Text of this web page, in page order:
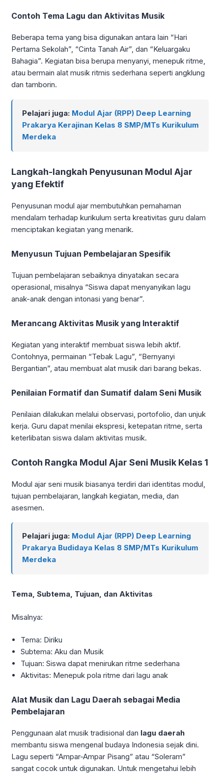
Contoh Tema Lagu dan Aktivitas Musik
Beberapa tema yang bisa digunakan antara lain “Hari
Pertama Sekolah”, “Cinta Tanah Air”, dan “Keluargaku
Bahagia”. Kegiatan bisa berupa menyanyi, menepuk ritme,
atau bermain alat musik ritmis sederhana seperti angklung
dan tamborin.
Pelajari juga: Modul Ajar (RPP) Deep Learning
Prakarya Kerajinan Kelas 8 SMP/MTs Kurikulum
Merdeka
Langkah-langkah Penyusunan Modul Ajar
yang Efektif
Penyusunan modul ajar membutuhkan pemahaman
mendalam terhadap kurikulum serta kreativitas guru dalam
menciptakan kegiatan yang menarik.
Menyusun Tujuan Pembelajaran Spesifik
Tujuan pembelajaran sebaiknya dinyatakan secara
operasional, misalnya “Siswa dapat menyanyikan lagu
anak-anak dengan intonasi yang benar”.
Merancang Aktivitas Musik yang Interaktif
Kegiatan yang interaktif membuat siswa lebih aktif.
Contohnya, permainan “Tebak Lagu”, “Bernyanyi
Bergantian”, atau membuat alat musik dari barang bekas.
Penilaian Formatif dan Sumatif dalam Seni Musik
Penilaian dilakukan melalui observasi, portofolio, dan unjuk
kerja. Guru dapat menilai ekspresi, ketepatan ritme, serta
keterlibatan siswa dalam aktivitas musik.
Contoh Rangka Modul Ajar Seni Musik Kelas 1
Modul ajar seni musik biasanya terdiri dari identitas modul,
tujuan pembelajaran, langkah kegiatan, media, dan
asesmen.
Pelajari juga: Modul Ajar (RPP) Deep Learning
Prakarya Budidaya Kelas 8 SMP/MTs Kurikulum
Merdeka
Tema, Subtema, Tujuan, dan Aktivitas
Misalnya:
Tema: Diriku
Subtema: Aku dan Musik
Tujuan: Siswa dapat menirukan ritme sederhana
Aktivitas: Menepuk pola ritme dari lagu anak
Alat Musik dan Lagu Daerah sebagai Media
Pembelajaran
Penggunaan alat musik tradisional dan lagu daerah
membantu siswa mengenal budaya Indonesia sejak dini.
Lagu seperti “Ampar-Ampar Pisang” atau “Soleram”
sangat cocok untuk digunakan. Untuk mengetahui lebih